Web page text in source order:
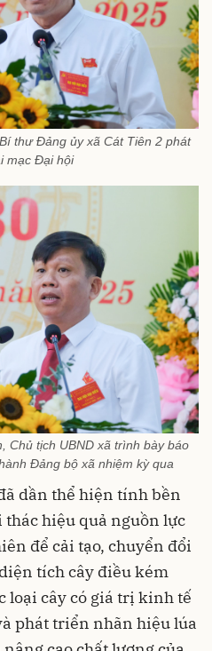
thư Đảng ủy xã Cát Tiên 2 phát
mạc Đại hội
Chủ tịch UBND xã trình bày báo
Đảng bộ xã nhiệm kỳ qua
dần thể hiện tính bền
hiệu quả nguồn lực
để cải tạo, chuyển đổi
tích cây điều kém
loại cây có giá trị kinh tế
phát triển nhãn hiệu lúa